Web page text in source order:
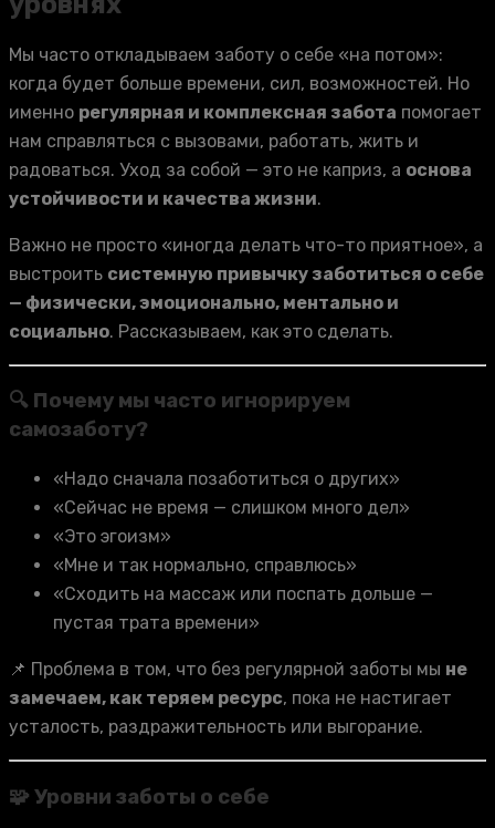
Мы часто откладываем заботу о себе «на потом»:
когда будет больше времени, сил, возможностей. Но
именно регулярная и комплексная забота помогает
нам справляться с вызовами, работать, жить и
радоваться. Уход за собой — это не каприз, а основа
устойчивости и качества жизни.
Важно не просто «иногда делать что-то приятное», а
выстроить системную привычку заботиться о себе
— физически, эмоционально, ментально и
социально. Рассказываем, как это сделать.
🔍 Почему мы часто игнорируем
самозаботу?
«Надо сначала позаботиться о других»
«Сейчас не время — слишком много дел»
«Это эгоизм»
«Мне и так нормально, справлюсь»
«Сходить на массаж или поспать дольше —
пустая трата времени»
📌 Проблема в том, что без регулярной заботы мы не
замечаем, как теряем ресурс, пока не настигает
усталость, раздражительность или выгорание.
🧩 Уровни заботы о себе